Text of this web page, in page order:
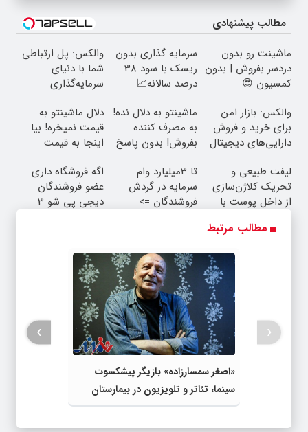
مطالب پیشنهادی
ماشینت رو بدون
دردسر بفروش | بدون
کمسیون 😍
سرمایه گذاری بدون
ریسک با سود 38
درصد سالانه📈
والکس: پل ارتباطی
شما با دنیای
سرمایه‌گذاری
والکس: بازار امن
برای خرید و فروش
دارایی‌های دیجیتال
ماشینتو به دلال نده!
به مصرف کننده
بفروش! بدون پاسخ
دلال ماشینتو به
قیمت نمیخره! بیا
اینجا به قیمت
واقعی*
لیفت طبیعی و
تحریک کلاژن‌سازی
از داخل پوست با
جوان شو
تا 3میلیارد وام
سرمایه در گردش
فروشندگان =>
اگه فروشگاه داری
عضو فروشندگان
دیجی پی شو 3
مطالب مرتبط
«اصغر سمسارزاده» بازیگر پیشکسوت
سینما، تئاتر و تلویزیون در بیمارستان
بستری شد
‹
›